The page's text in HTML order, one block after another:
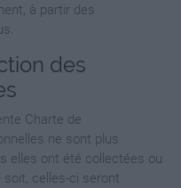
à partir des
des
Charte de
ne sont plus
elles ont été collectées ou
celles-ci seront